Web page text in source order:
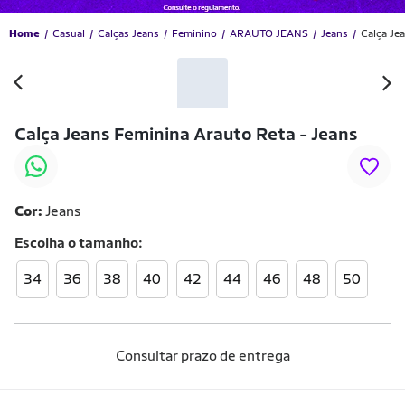
Home Casual Calças Jeans Feminino ARAUTO JEANS Jeans Calça
Calça Jeans Feminina Arauto Reta - Jeans
Cor: Jeans
Escolha otamanho
34 36 38 40 42 44 46 48 50
Consultar prazo de entrega